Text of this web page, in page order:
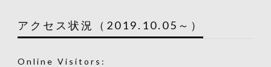
アクセス状況（2019.10.05～）
Online Visitors: